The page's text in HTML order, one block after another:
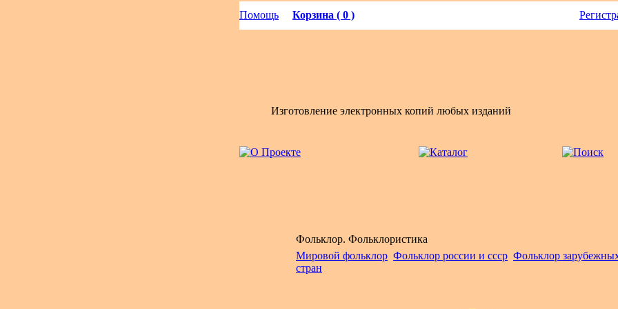
Помощь Корзина ( 0 )
Изготовление электронных копий любых изданий
Фольклор. Фольклористика
Мировой фольклор Фольклор россии и ссср Фольклор
стран